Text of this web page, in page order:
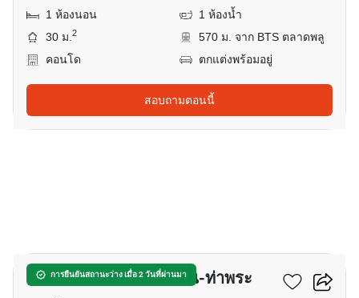
1 ห้องนอน
1 ห้องน้ำ
30 ม.2
570 ม. จาก BTS ตลาดพลู
คอนโด
ตกแต่งพร้อมอยู่
สอบถามตอนนี้
การยืนยันสถานะว่าง เมื่อ 2 วันที่ผ่านมา
เดอะ พาร์คแลนด์ ตากสิน-ท่าพระ